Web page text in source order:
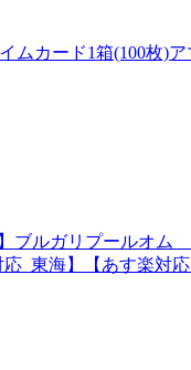
カード1箱(100枚)
ブルガリプール
_東海】【あす楽対応